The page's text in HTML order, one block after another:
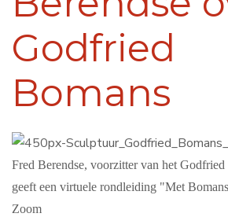
Godfried
Bomans
Fred Berendse, voorzitter van het
geeft een virtuele rondleiding "Met
Zoom